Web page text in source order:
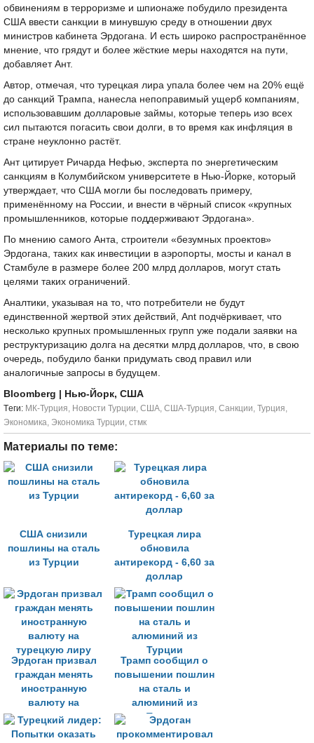
обвинениям в терроризме и шпионаже побудило президента
США ввести санкции в минувшую среду в отношении двух
министров кабинета Эрдогана. И есть широко распространённое
мнение, что грядут и более жёсткие меры находятся на пути,
добавляет Ант.
Автор, отмечая, что турецкая лира упала более чем на 20% ещё
до санкций Трампа, нанесла непоправимый ущерб компаниям,
использовавшим долларовые займы, которые теперь изо всех
сил пытаются погасить свои долги, в то время как инфляция в
стране неуклонно растёт.
Ант цитирует Ричарда Нефью, эксперта по энергетическим
санкциям в Колумбийском университете в Нью-Йорке, который
утверждает, что США могли бы последовать примеру,
применённому на России, и внести в чёрный список «крупных
промышленников, которые поддерживают Эрдогана».
По мнению самого Анта, строители «безумных проектов»
Эрдогана, таких как инвестиции в аэропорты, мосты и канал в
Стамбуле в размере более 200 млрд долларов, могут стать
целями таких ограничений.
Аналтики, указывая на то, что потребители не будут
единственной жертвой этих действий, Ant подчёркивает, что
несколько крупных промышленных групп уже подали заявки на
реструктуризацию долга на десятки млрд долларов, что, в свою
очередь, побудило банки придумать свод правил или
аналогичные запросы в будущем.
Bloomberg
| Нью-Йорк, США
Tеги: МК-Турция, Новости Турции, США, США-Турция, Санкции, Турция,
Экономика, Экономика Турции, стмк
Материалы по теме:
США снизили
пошлины на сталь
из Турции
Турецкая лира
обновила
антирекорд - 6,60 за
доллар
Эрдоган призвал
граждан менять
иностранную
валюту на
турецкую лиру
Трамп сообщил о
повышении пошлин
на сталь и
алюминий из
Турции